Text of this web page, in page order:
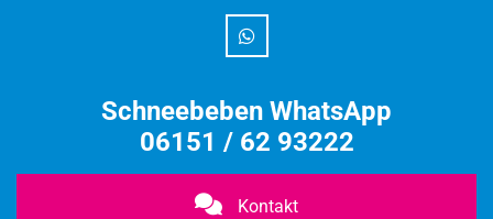
Schneebeben WhatsApp
06151 / 62 93222
Kontakt